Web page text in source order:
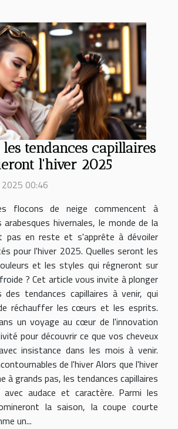
les tendances capillaires
l'hiver 2025
2025 00:46
flocons de neige commencent à
arabesques hivernales, le monde de la
pas en reste et s'apprête à dévoiler
pour l'hiver 2025. Quelles seront les
et les styles qui régneront sur
? Cet article vous invite à plonger
des tendances capillaires à venir, qui
réchauffer les cœurs et les esprits.
un voyage au cœur de l'innovation
pour découvrir ce que vos cheveux
insistance dans les mois à venir.
de l'hiver Alors que l'hiver
à grands pas, les tendances capillaires
audace et caractère. Parmi les
la saison, la coupe courte
un...